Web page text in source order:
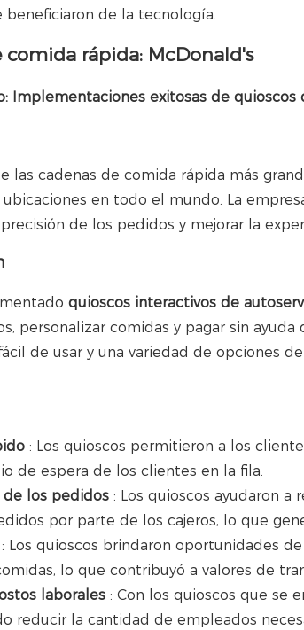
beneficiaron de la tecnología.
comida rápida: McDonald's
las cadenas de comida rápida más
en todo el mundo. La
de los pedidos y mejorar la
quioscos interactivos de
personalizar comidas y pagar sin
de usar y una variedad de opciones
: Los quioscos permitieron a los
de espera de los clientes en la fila.
de los pedidos : Los quioscos ayudaron a
por parte de los cajeros, lo que
: Los quioscos brindaron oportunidades
lo que contribuyó a valores de
laborales : Con los quioscos que se
reducir la cantidad de empleados